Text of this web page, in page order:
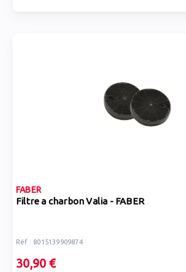
FABER
Filtre a charbon Valia - FABER
Réf : 8015139909874
30,90 €